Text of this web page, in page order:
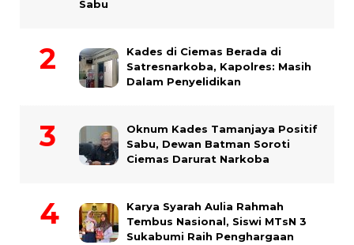
Sabu
Kades di Ciemas Berada di
Satresnarkoba, Kapolres: Masih
Dalam Penyelidikan
Oknum Kades Tamanjaya Positif
Sabu, Dewan Batman Soroti
Ciemas Darurat Narkoba
Karya Syarah Aulia Rahmah
Tembus Nasional, Siswi MTsN 3
Sukabumi Raih Penghargaan